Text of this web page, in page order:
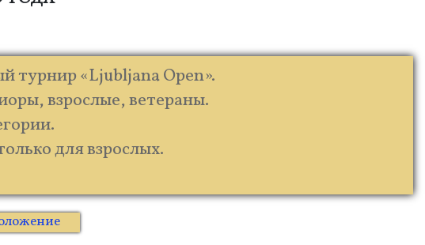
турнир «Ljubljana Open».
взрослые, ветераны.
для взрослых.